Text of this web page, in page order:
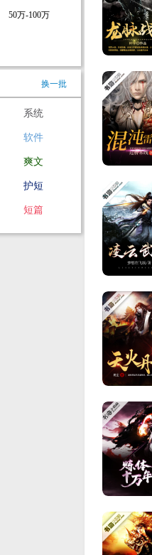
50万-100万
换一批
系统
软件
爽文
护短
短篇